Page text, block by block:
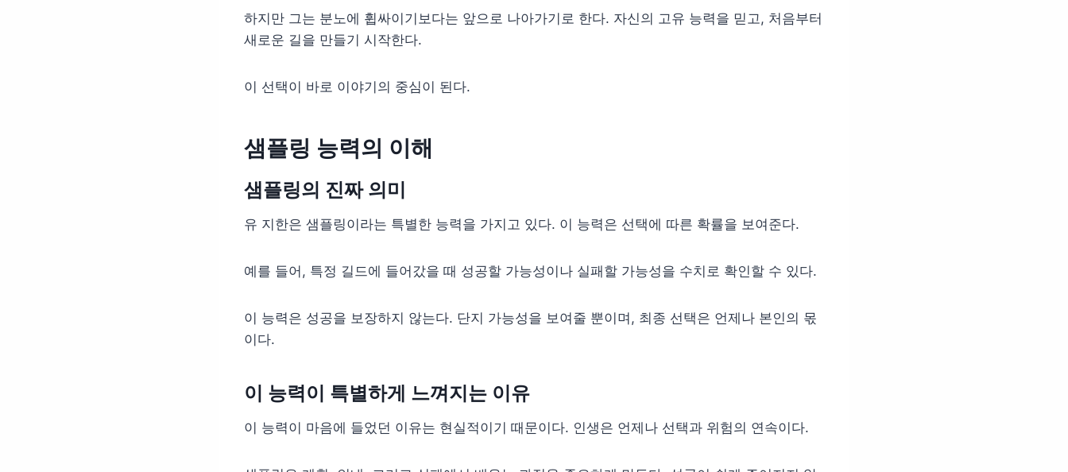
하지만 그는 분노에 휩싸이기보다는 앞으로 나아가기로 한다. 자신의 고유 능력을 믿고, 처음부터
새로운 길을 만들기 시작한다.
이 선택이 바로 이야기의 중심이 된다.
샘플링 능력의 이해
샘플링의 진짜 의미
유 지한은 샘플링이라는 특별한 능력을 가지고 있다. 이 능력은 선택에 따른 확률을 보여준다.
예를 들어, 특정 길드에 들어갔을 때 성공할 가능성이나 실패할 가능성을 수치로 확인할 수 있다.
이 능력은 성공을 보장하지 않는다. 단지 가능성을 보여줄 뿐이며, 최종 선택은 언제나 본인의 몫
이다.
이 능력이 특별하게 느껴지는 이유
이 능력이 마음에 들었던 이유는 현실적이기 때문이다. 인생은 언제나 선택과 위험의 연속이다.